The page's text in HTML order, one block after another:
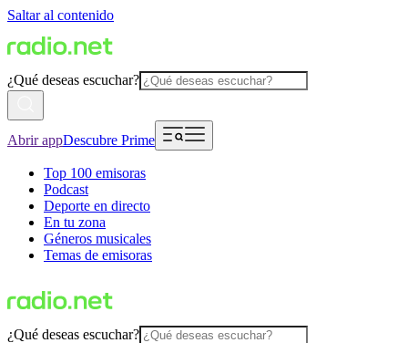
Saltar al contenido
¿Qué deseas escuchar?
Abrir appDescubre Prime
Top 100 emisoras
Podcast
Deporte en directo
En tu zona
Géneros musicales
Temas de emisoras
¿Qué deseas escuchar?